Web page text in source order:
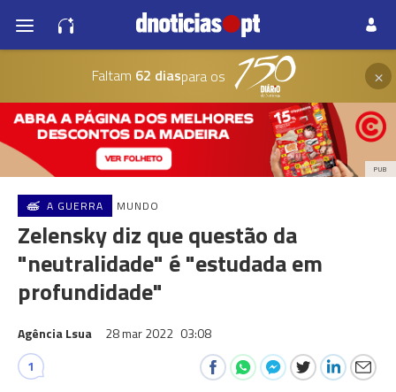
Faltam 62 diaspara os ×
PUB
A GUERRA MUNDO
Zelensky diz que questão da
"neutralidade" é "estudada em
profundidade"
Agência Lsua 28 mar 2022 03:08
1